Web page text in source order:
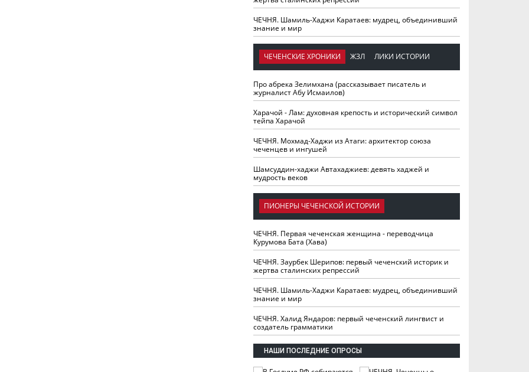
ЧЕЧНЯ. Шамиль-Хаджи Каратаев: мудрец, объединивший
знание и мир
ЧЕЧЕНСКИЕ ХРОНИКИ ЖЗЛ ЛИКИ ИСТОРИИ
Про абрека Зелимхана (рассказывает писатель и
журналист Абу Исмаилов)
Харачой - Лам: духовная крепость и исторический символ
тейпа Харачой
ЧЕЧНЯ. Мохмад-Хаджи из Атаги: архитектор союза
чеченцев и ингушей
Шамсуддин-хаджи Автахаджиев: девять хаджей и
мудрость веков
ПИОНЕРЫ ЧЕЧЕНСКОЙ ИСТОРИИ
ЧЕЧНЯ. Первая чеченская женщина - переводчица
Курумова Бата (Хава)
ЧЕЧНЯ. Заурбек Шерипов: первый чеченский историк и
жертва сталинских репрессий
ЧЕЧНЯ. Шамиль-Хаджи Каратаев: мудрец, объединивший
знание и мир
ЧЕЧНЯ. Халид Яндаров: первый чеченский лингвист и
создатель грамматики
НАШИ ПОСЛЕДНИЕ ОПРОСЫ